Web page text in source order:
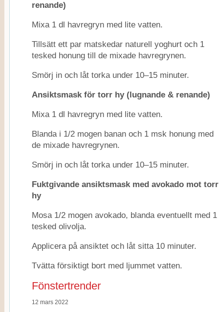
renande)
Mixa 1 dl havregryn med lite vatten.
Tillsätt ett par matskedar naturell yoghurt och 1
tesked honung till de mixade havregrynen.
Smörj in och låt torka under 10–15 minuter.
Ansiktsmask för torr hy (lugnande & renande)
Mixa 1 dl havregryn med lite vatten.
Blanda i 1/2 mogen banan och 1 msk honung med
de mixade havregrynen.
Smörj in och låt torka under 10–15 minuter.
Fuktgivande ansiktsmask med avokado mot torr
hy
Mosa 1/2 mogen avokado, blanda eventuellt med 1
tesked olivolja.
Applicera på ansiktet och låt sitta 10 minuter.
Tvätta försiktigt bort med ljummet vatten.
Fönstertrender
12 mars 2022